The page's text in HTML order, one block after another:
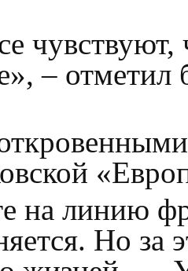
чувствуют,
– отметил
на линию
Но за